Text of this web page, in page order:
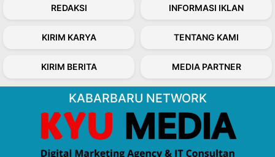
REDAKSI INFORMASI IKLAN
KIRIM KARYA TENTANG KAMI
KIRIM BERITA MEDIA PARTNER
KABARBARU NETWORK